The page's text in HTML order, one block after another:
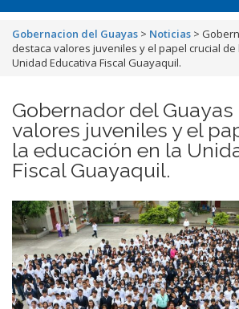
Gobernacion del Guayas > Noticias >
destaca valores juveniles y el papel crucial de
Unidad Educativa Fiscal Guayaquil.
Gobernador del
valores juveniles y el
la educación en la
Fiscal Guayaquil.